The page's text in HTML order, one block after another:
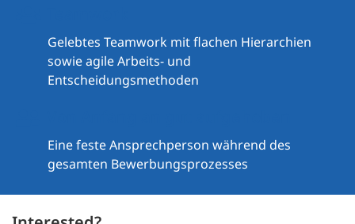
Gelebtes Teamwork mit flachen Hierarchien
sowie agile Arbeits- und
Entscheidungsmethoden
Eine feste Ansprechperson während des
gesamten Bewerbungsprozesses